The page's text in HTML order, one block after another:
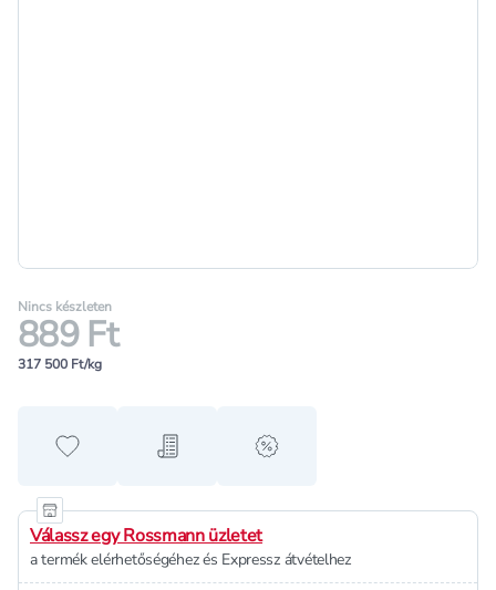
Nincs készleten
889 Ft
317 500 Ft/kg
Hozzáadás a kedvencekhez
Hozzáadás a bevásárló listához
alert when on sale
Válassz egy Rossmann üzletet
a termék elérhetőségéhez és Expressz átvételhez